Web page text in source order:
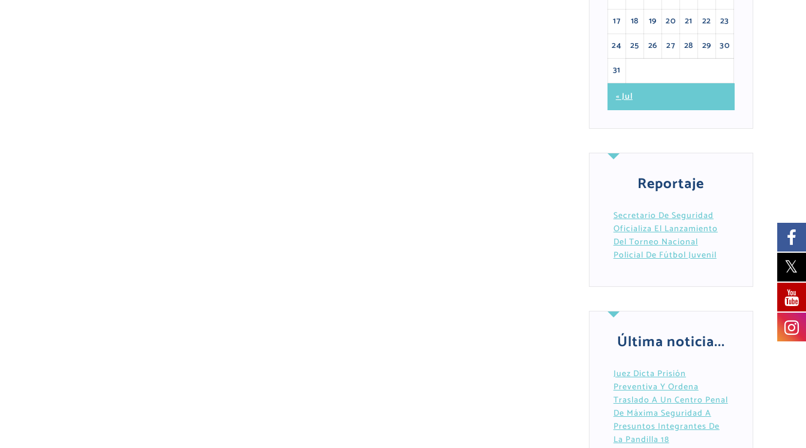
17
18 19 20 21 22
23
24
25 26 27 28 29
30
31
« Jul
Reportaje
Secretario De Seguridad
Oficializa El Lanzamiento
Del Torneo Nacional
Policial De Fútbol Juvenil
Última noticia...
Juez Dicta Prisión
Preventiva Y Ordena
Traslado A Un Centro Penal
De Máxima Seguridad A
Presuntos Integrantes De
La Pandilla 18